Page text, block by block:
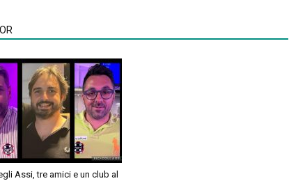
Assi, tre amici e un club al